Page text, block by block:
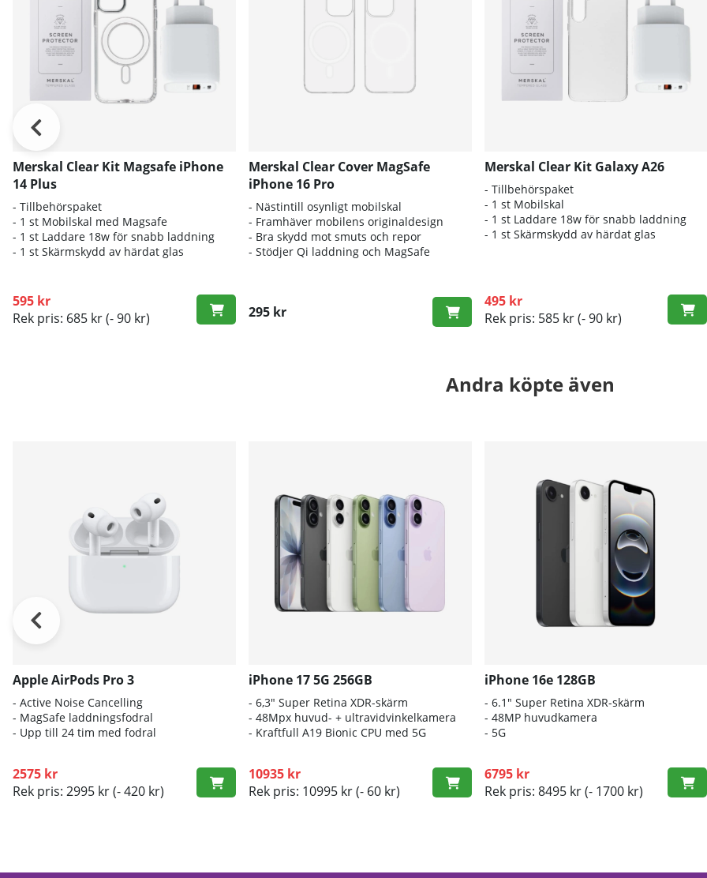
Merskal Clear Kit Magsafe iPhone
14 Plus
- Tillbehörspaket
- 1 st Mobilskal med Magsafe
- 1 st Laddare 18w för snabb laddning
- 1 st Skärmskydd av härdat glas
595 kr
Rek pris: 685 kr(- 90 kr)
Merskal Clear Cover MagSafe
iPhone 16 Pro
- Nästintill osynligt mobilskal
- Framhäver mobilens originaldesign
- Bra skydd mot smuts och repor
- Stödjer Qi laddning och MagSafe
295 kr
Merskal Clear Kit Galaxy A26
- Tillbehörspaket
- 1 st Mobilskal
- 1 st Laddare 18w för snabb laddning
- 1 st Skärmskydd av härdat glas
495 kr
Rek pris: 585 kr(- 90 kr)
Andra köpte även
Apple AirPods Pro 3
- Active Noise Cancelling
- MagSafe laddningsfodral
- Upp till 24 tim med fodral
2575 kr
Rek pris: 2995 kr(- 420 kr)
iPhone 17 5G 256GB
- 6,3" Super Retina XDR-skärm
- 48Mpx huvud- + ultravidvinkelkamera
- Kraftfull A19 Bionic CPU med 5G
10935 kr
Rek pris: 10995 kr(- 60 kr)
iPhone 16e 128GB
- 6.1″ Super Retina XDR-skärm
- 48MP huvudkamera
- 5G
6795 kr
Rek pris: 8495 kr(- 1700 kr)